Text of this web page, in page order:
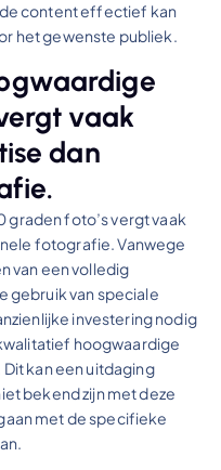
content effectief kan
het gewenste publiek.
vaak
dan
graden foto’s vergt vaak
fotografie. Vanwege
van een volledig
gebruik van speciale
investering nodig
hoogwaardige
kan een uitdaging
bekend zijn met deze
met de specifieke